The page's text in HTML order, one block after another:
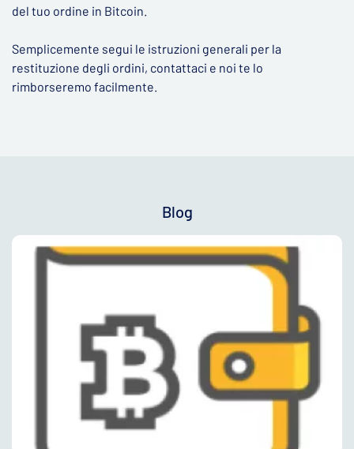
del tuo ordine in Bitcoin.
Semplicemente segui le istruzioni generali per la
restituzione degli ordini, contattaci e noi te lo
rimborseremo facilmente.
Blog